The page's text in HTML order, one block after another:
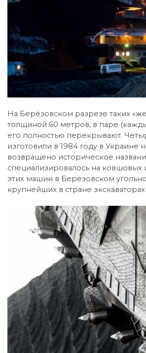
На Берёзовском разрезе таких
толщиной 60 метров, в паре
его полностью перекрывают.
изготовили в 1984 году в
возвращено историческое
специализировалось на
этих машин в Берёзовском
крупнейших в стране